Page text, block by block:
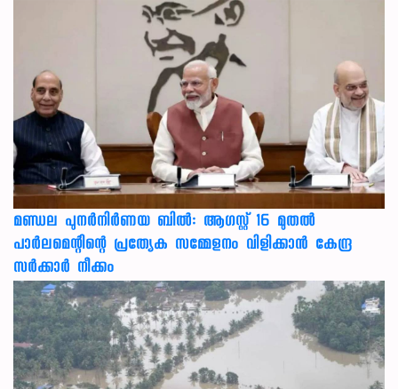
മണ്ഡല പുനർനിർണയ ബിൽ: ആഗസ്റ്റ് 16 മുതൽ
പാർലമെന്റിന്റെ പ്രത്യേക സമ്മേളനം വിളിക്കാൻ കേന്ദ്ര
സർക്കാർ നീക്കം